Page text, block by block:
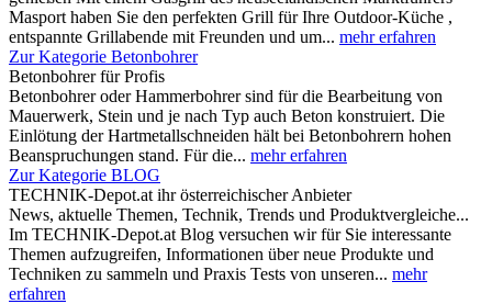
Masport haben Sie den perfekten Grill für Ihre Outdoor-Küche ,
entspannte Grillabende mit Freunden und um... mehr erfahren
Zur Kategorie Betonbohrer
Betonbohrer für Profis
Betonbohrer oder Hammerbohrer sind für die Bearbeitung von
Mauerwerk, Stein und je nach Typ auch Beton konstruiert. Die
Einlötung der Hartmetallschneiden hält bei Betonbohrern hohen
Beanspruchungen stand. Für die... mehr erfahren
Zur Kategorie BLOG
TECHNIK-Depot.at ihr österreichischer Anbieter
News, aktuelle Themen, Technik, Trends und Produktvergleiche...
Im TECHNIK-Depot.at Blog versuchen wir für Sie interessante
Themen aufzugreifen, Informationen über neue Produkte und
Techniken zu sammeln und Praxis Tests von unseren... mehr
erfahren